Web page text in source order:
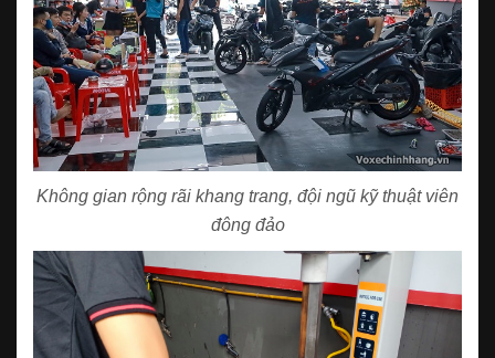
Không gian rộng rãi khang trang, đội ngũ kỹ thuật viên
đông đảo